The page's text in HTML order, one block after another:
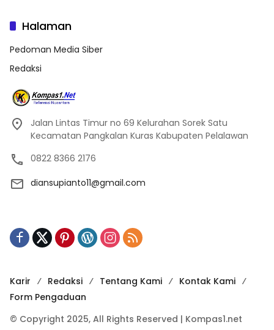
Halaman
Pedoman Media Siber
Redaksi
Jalan Lintas Timur no 69 Kelurahan Sorek Satu
Kecamatan Pangkalan Kuras Kabupaten Pelalawan
0822 8366 2176
diansupianto11@gmail.com
Karir Redaksi Tentang Kami
Kontak Kami
Form Pengaduan
© Copyright 2025, All Rights Reserved | Kompas1.net